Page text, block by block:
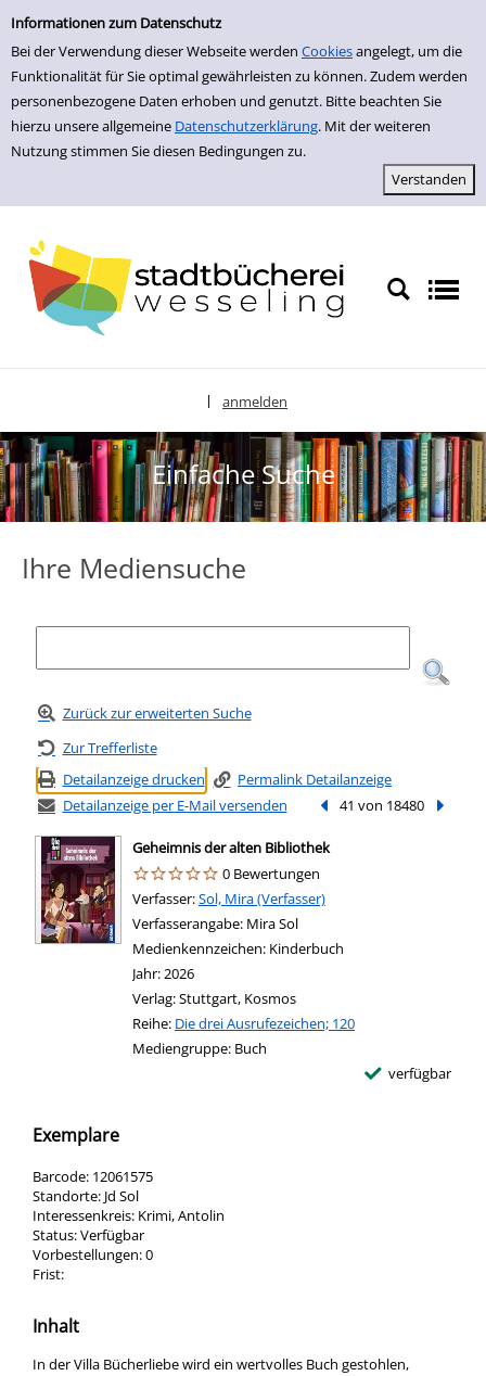
Informationen zum Datenschutz
Bei der Verwendung dieser Webseite werden Cookiesangelegt, um die
Funktionalität für Sie optimal gewährleisten zu können. Zudem werden
personenbezogene Daten erhoben und genutzt. Bitte beachten Sie
hierzu unsere allgemeine Datenschutzerklärung. Mit der weiteren
Nutzung stimmen Sie diesen Bedingungen zu.
zur Navigation springen
zum Inhalt springen
Zur Detailanzeige springen
anmelden
Einfache Suche
Ihre Mediensuche
Zurück zur erweiterten Suche
Zur Trefferliste
Detailanzeige drucken
Permalink Detailanzeige
Detailanzeige per E-Mail versenden
Vorheriger Treffer
41 von 18480
Geheimnis der alten Bibliothek
0 Bewertungen
Verfasser:Suche nach diesem Verfasser
Sol, Mira (Verfasser)
Verfasserangabe: Mira Sol
Medienkennzeichen: Kinderbuch
Jahr:2026
Verlag:Stuttgart, Kosmos
Reihe: Die drei Ausrufezeichen; 120
Mediengruppe: Buch
verfügbar
Exemplare
Barcode: 12061575
Standorte: Jd Sol
Interessenkreis: Krimi, Antolin
Status:Verfügbar
Vorbestellungen:0
Frist:
Inhalt
In der Villa Bücherliebe wird ein wertvolles Buch gestohlen,